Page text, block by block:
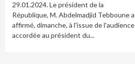
29.01.2024. Le président de la
République, M. Abdelmadjid Tebboune a
affirmé, dimanche, à l'issue de l'audience
accordée au président du...